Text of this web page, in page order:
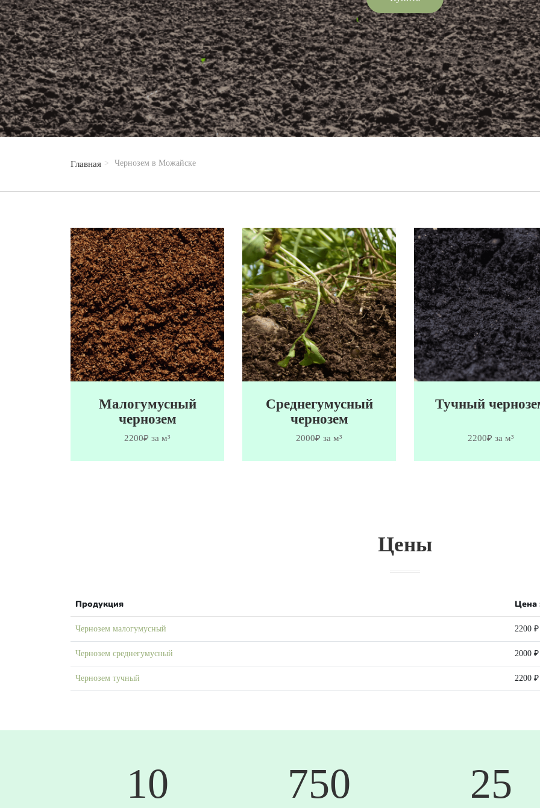
Главная Чернозем в Можайске
Малогумусный
чернозем
2200₽ за м³
Среднегумусный
чернозем
2000₽ за м³
Тучный
2200₽ за м³
Цены
Продукция Цена
Чернозем малогумусный 2200 ₽
Чернозем среднегумусный 2000 ₽
Чернозем тучный 2200 ₽
10 750 25